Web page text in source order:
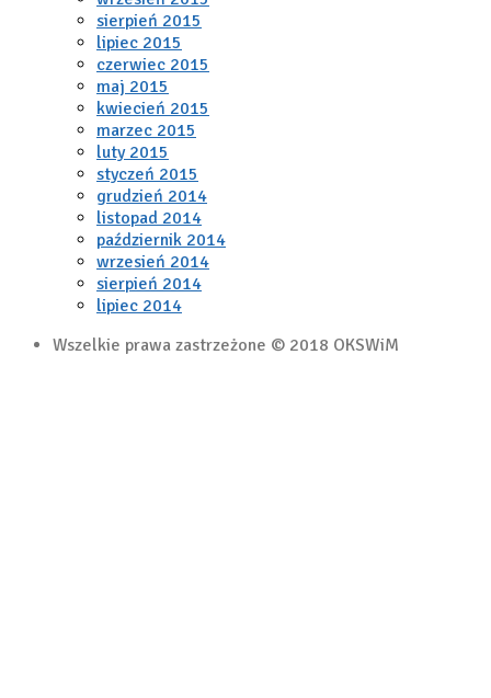
sierpień 2015
lipiec 2015
czerwiec 2015
maj 2015
kwiecień 2015
marzec 2015
luty 2015
styczeń 2015
grudzień 2014
listopad 2014
październik 2014
wrzesień 2014
sierpień 2014
lipiec 2014
Wszelkie prawa zastrzeżone © 2018 OKSWiM